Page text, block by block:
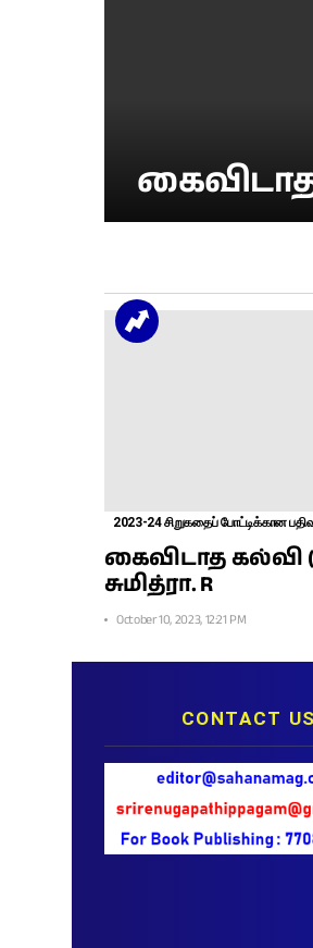
கைவிடாத
2023-24 சிறுகதைப் போட்டிக்கான
கைவிடாத கல்வி
சுமித்ரா. R
October 10, 2023, 12:21 PM
CONTACT US